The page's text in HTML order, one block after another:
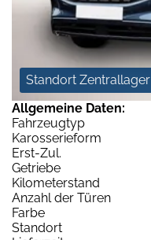
Standort Zentrallager
Allgemeine Daten:
Fahrzeugtyp
Karosserieform
Erst-Zul.
Getriebe
Kilometerstand
Anzahl der Türen
Farbe
Standort